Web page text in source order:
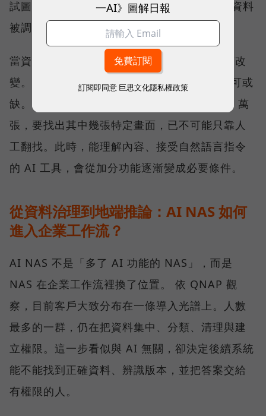
試圖讓 NAS 從資料保存的位置，進一步成為資料
被調用的位置。
當資料量持續擴大，搜尋與管理方式也會跟著改
變。「在 NAS 裡放入 AI Agent 會越來越不可或
缺。」劉文義舉例，當照片累積到 10 萬、20 萬
張，要找出其中幾張特定畫面，已不可能只靠人
工翻找。此時，能理解內容、接受自然語言指令
的 AI 工具，會從加分功能逐漸變成必要條件。
從資料治理到地端推論：AI NAS 如何
進入企業工作流？
AI NAS 不是「多了 AI 功能的 NAS」，而是
NAS 在企業工作流裡換了位置。 依 QNAP 觀
察，目前客戶大致分布在一條導入光譜上。人數
最多的一群，仍在把資料集中、分類、清理與建
立權限。這一步看似與 AI 無關，卻決定後續系統
能不能找到正確資料、辨識版本，並把答案交給
有權限的人。
一AI》圖解日報
訂閱即同意 巨思文化隱私權政策